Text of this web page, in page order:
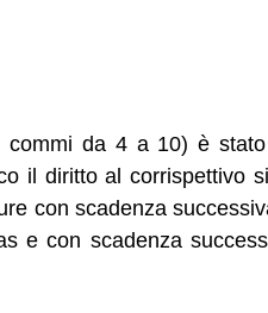
commi da 4 a 10) è
il diritto al corrispettivo
con scadenza
e con scadenza